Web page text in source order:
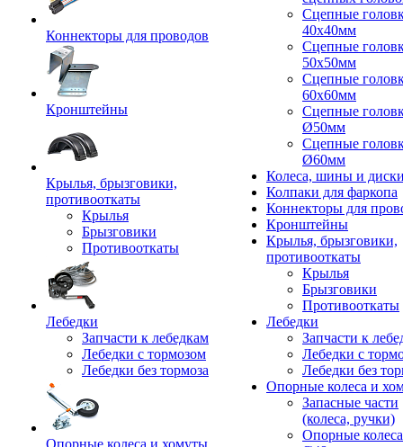
Коннекторы для проводов
Кронштейны
Крылья, брызговики,
противооткаты
Крылья
Брызговики
Противооткаты
Лебедки
Запчасти к лебедкам
Лебедки с тормозом
Лебедки без тормоза
Опорные колеса и хомуты
Сцепные
40x40мм
Сцепные
50x50мм
Сцепные
60x60мм
Сцепные
Ø50мм
Сцепные
Ø60мм
Колеса, шины и
Колпаки для фаркопа
Коннекторы для
Кронштейны
Крылья, брызговики,
противооткаты
Крылья
Брызговики
Противооткаты
Лебедки
Запчасти к
Лебедки с
Лебедки без
Опорные колеса и
Запасные части
(колеса, ручки)
Опорные колеса